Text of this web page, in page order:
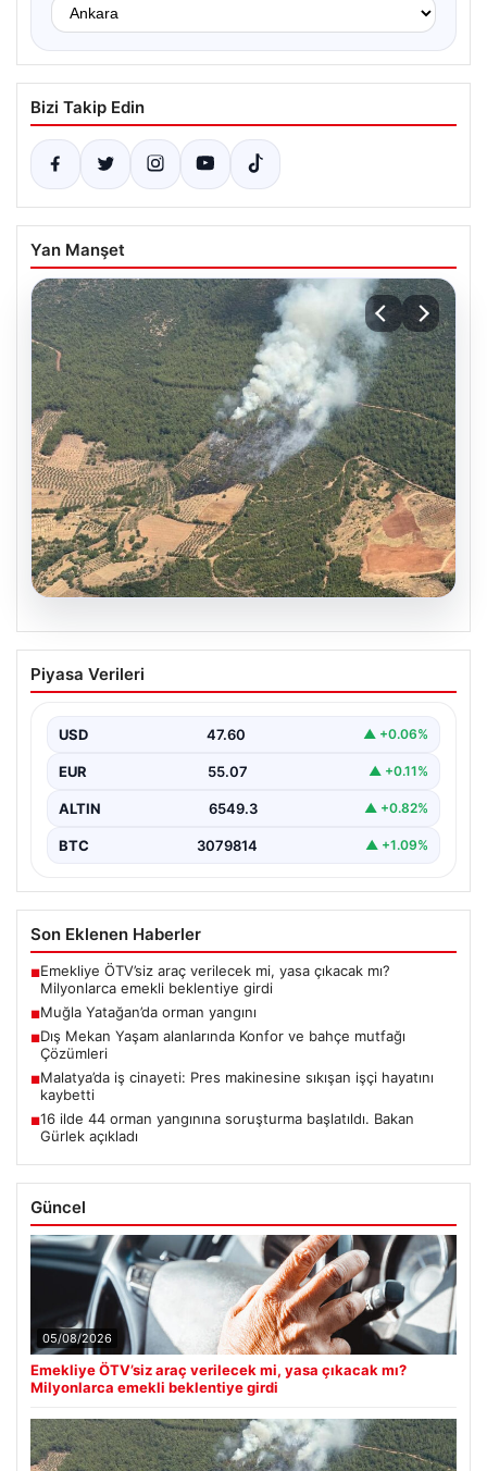
Bizi Takip Edin
Yan Manşet
Muğla Yatağan’da orman yangını
Piyasa Verileri
USD 47.60 ▲ +0.06%
EUR 55.07 ▲ +0.11%
ALTIN 6549.3 ▲ +0.82%
BTC 3079814 ▲ +1.09%
Son Eklenen Haberler
■Emekliye ÖTV’siz araç verilecek mi, yasa çıkacak mı?
Milyonlarca emekli beklentiye girdi
■Muğla Yatağan’da orman yangını
■Dış Mekan Yaşam alanlarında Konfor ve bahçe mutfağı
Çözümleri
■Malatya’da iş cinayeti: Pres makinesine sıkışan işçi hayatını
kaybetti
■16 ilde 44 orman yangınına soruşturma başlatıldı. Bakan
Gürlek açıkladı
Güncel
05/08/2026
Emekliye ÖTV’siz araç verilecek mi, yasa çıkacak mı?
Milyonlarca emekli beklentiye girdi